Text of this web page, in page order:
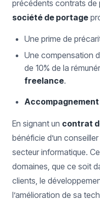
précédents contrats de
société de portage
Une prime de
Une compensation
de 10% de la
freelance.
En signant un contrat
bénéficie d’un
secteur informatique.
domaines, que ce soit
clients, le
l’amélioration de sa